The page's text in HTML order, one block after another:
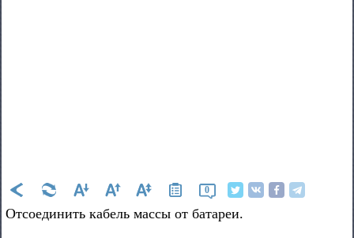
0
Отсоединить кабель массы от батареи.